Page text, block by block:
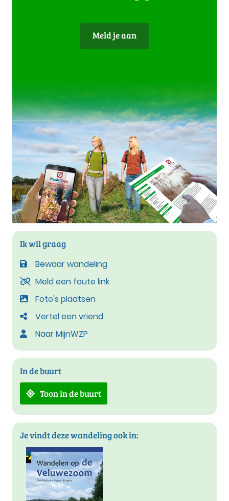
Meld je aan
Ik wil graag
Bewaar wandeling
Meld een foute link
Foto's plaatsen
Vertel een vriend
Naar MijnWZP
In de buurt
Toon in de buurt
Je vindt deze wandeling ook in: